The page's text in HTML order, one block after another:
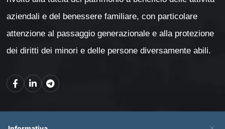
aziendali e del benessere familiare, con particolare
attenzione al passaggio generazionale e alla protezione
dei diritti dei minori e delle persone diversamente abili.